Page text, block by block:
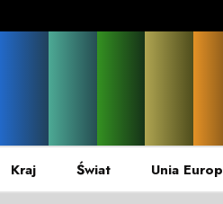
Kraj Świat Unia